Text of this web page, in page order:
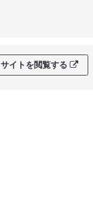
サイトを閲覧する